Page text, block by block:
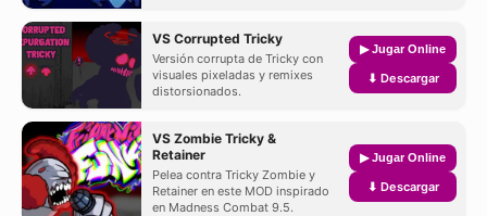
VS Corrupted Tricky
Versión corrupta de Tricky con
visuales pixeladas y remixes
distorsionados.
▶ Jugar Online
⬇ Descargar
VS Zombie Tricky &
Retainer
Pelea contra Tricky Zombie y
Retainer en este MOD inspirado
en Madness Combat 9.5.
▶ Jugar Online
⬇ Descargar